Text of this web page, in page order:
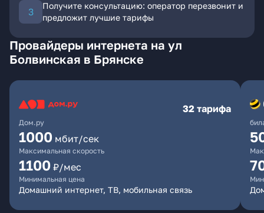
Получите консультацию: оператор перезвонит и
предложит лучшие тарифы
Провайдеры интернета на ул
Болвинская в Брянске
Дом.ру
32 тарифа
1000 мбит/сек
Максимальная скорость
1100 ₽/мес
Минимальная цена
Домашний интернет, ТВ, мобильная связь